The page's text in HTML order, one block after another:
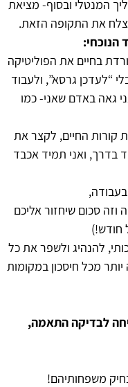
המנטלי ובסוף- מציאת
את התקופה הזאת.
הנוכחי:
בחיים את הפוליטיקה
“לעדכן גרסא”, ולעבוד
גאה באדם שאני- כמו
קורות החיים, לקצר את
בדרך, ואני תמיד אכבד
בעבודה,
סכום שיחזור אליכם
חודש!)
להנהיג ולשפר את כל
מכל חיסכון במקומות
לבדיקה התאמה,
משפחותיהם!